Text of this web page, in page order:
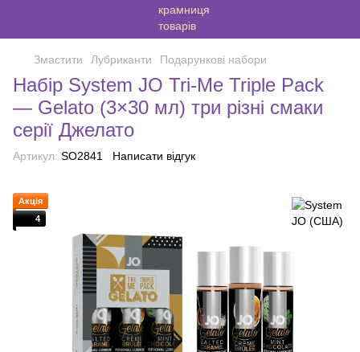
Змастити Лубриканти Подарункові набори
Набір System JO Tri-Me Triple Pack
— Gelato (3×30 мл) три різні смаки
серії Джелато
Артикул: SO2841 Написати відгук
Акція
4